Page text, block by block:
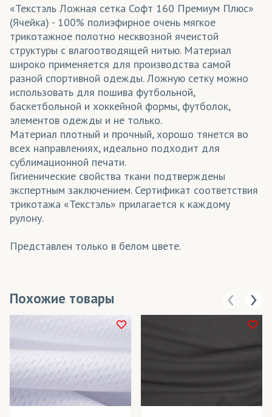
«Текстэль Ложная сетка Софт 160 Премиум Плюс»
(Ячейка) - 100% полиэфирное очень мягкое
трикотажное полотно несквозной ячеистой
структуры с влагоотводящей нитью. Материал
широко применяется для производства самой
разной спортивной одежды. Ложную сетку можно
использовать для пошива футбольной,
баскетбольной и хоккейной формы, футболок,
элементов одежды и не только.
Материал плотный и прочный, хорошо тянется во
всех направлениях, идеально подходит для
сублимационной печати.
Гигиенические свойства ткани подтверждены
экспертным заключением. Сертификат соответствия
трикотажа «Текстэль» прилагается к каждому
рулону.
Представлен только в белом цвете.
Похожие товары